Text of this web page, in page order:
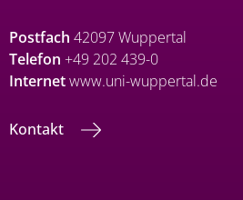
Postfach 42097 Wuppertal
Telefon +49 202 439-0
Internetwww.uni-wuppertal.de
Kontakt